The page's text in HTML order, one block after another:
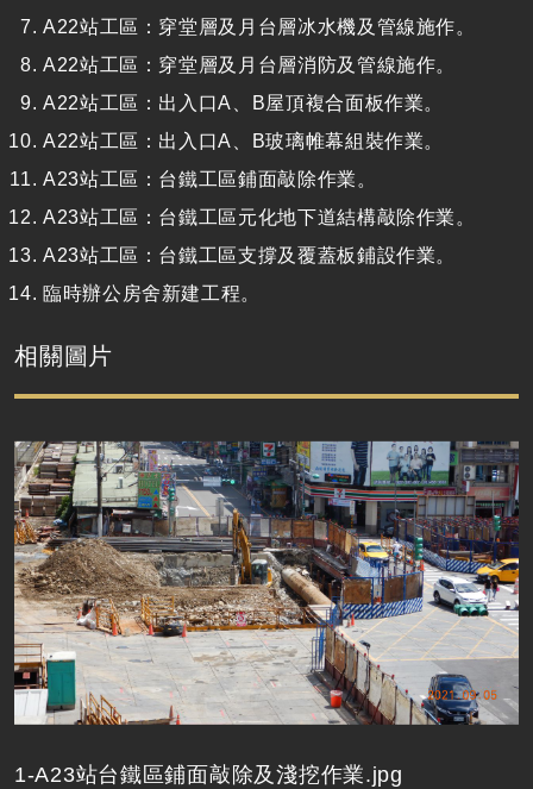
A22站工區：穿堂層及月台層冰水機及管線施作。
A22站工區：穿堂層及月台層消防及管線施作。
A22站工區：出入口A B屋頂複合面板作業。
A22站工區：出入口A B玻璃帷幕組裝作業。
A23站工區：台鐵工區鋪面敲除作業。
A23站工區：台鐵工區元化地下道結構敲除作業。
A23站工區：台鐵工區支撐及覆蓋板鋪設作業。
臨時辦公房舍新建工程。
相關圖片
1-A23站台鐵區鋪面敲除及淺挖作業.jpg